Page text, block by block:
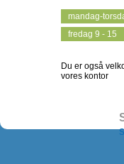
mandag-
fredag 9 - 15
Du er også
vores kontor